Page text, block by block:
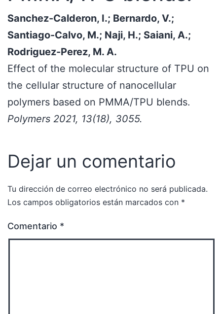
Sanchez-Calderon, I.; Bernardo, V.;
Santiago-Calvo, M.; Naji, H.; Saiani, A.;
Rodriguez-Perez, M. A.
Effect of the molecular structure of TPU on
the cellular structure of nanocellular
polymers based on PMMA/TPU blends.
Polymers 2021, 13(18), 3055.
Dejar un comentario
Tu dirección de correo electrónico no será publicada.
Los campos obligatorios están marcados con *
Comentario *